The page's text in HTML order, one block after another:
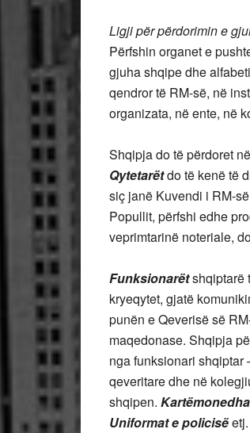
Ligji për përdorimin e
Përfshin organet e
gjuha shqipe dhe
qendror të RM-së, në
organizata, në ente, në
Shqipja do të përdoret në
Qytetarëtdo të kenë të
siç janë Kuvendi i RM-
Popullit, përfshi edhe
veprimtarinë noteriale,
Funksionarëtshqiptarë
kryeqytet, gjatë
punën e Qeverisë së
maqedonase. Shqipja
nga funksionari shqiptar
qeveritare dhe në
shqipen.
Uniformat e policisë